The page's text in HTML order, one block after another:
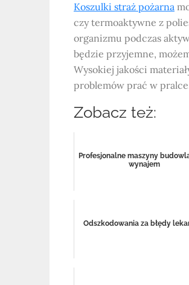
Koszulki straż pożarna
czy termoaktywne z
organizmu podczas
będzie przyjemne,
Wysokiej jakości
problemów prać w
Zobacz też:
Profesjonalne maszyny
wynajem
Odszkodowania za błędy